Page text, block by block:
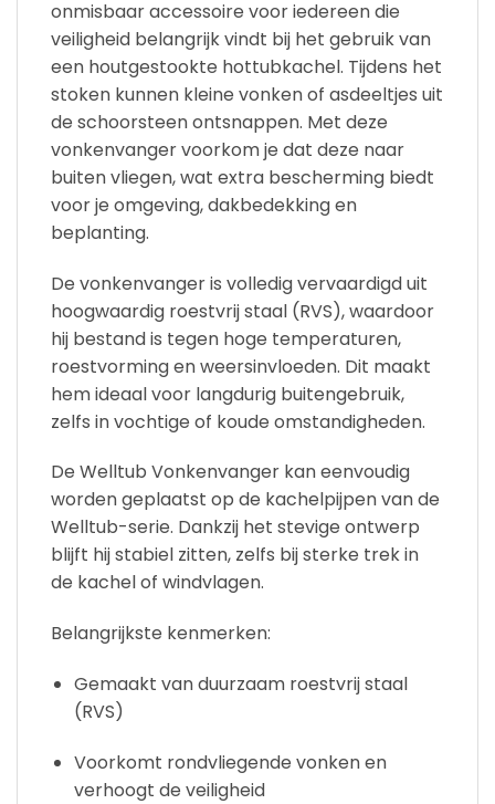
onmisbaar accessoire voor iedereen die
veiligheid belangrijk vindt bij het gebruik van
een houtgestookte hottubkachel. Tijdens het
stoken kunnen kleine vonken of asdeeltjes uit
de schoorsteen ontsnappen. Met deze
vonkenvanger voorkom je dat deze naar
buiten vliegen, wat extra bescherming biedt
voor je omgeving, dakbedekking en
beplanting.
De vonkenvanger is volledig vervaardigd uit
hoogwaardig roestvrij staal (RVS), waardoor
hij bestand is tegen hoge temperaturen,
roestvorming en weersinvloeden. Dit maakt
hem ideaal voor langdurig buitengebruik,
zelfs in vochtige of koude omstandigheden.
De Welltub Vonkenvanger kan eenvoudig
worden geplaatst op de kachelpijpen van de
Welltub-serie. Dankzij het stevige ontwerp
blijft hij stabiel zitten, zelfs bij sterke trek in
de kachel of windvlagen.
Belangrijkste kenmerken:
Gemaakt van duurzaam roestvrij staal
(RVS)
Voorkomt rondvliegende vonken en
verhoogt de veiligheid